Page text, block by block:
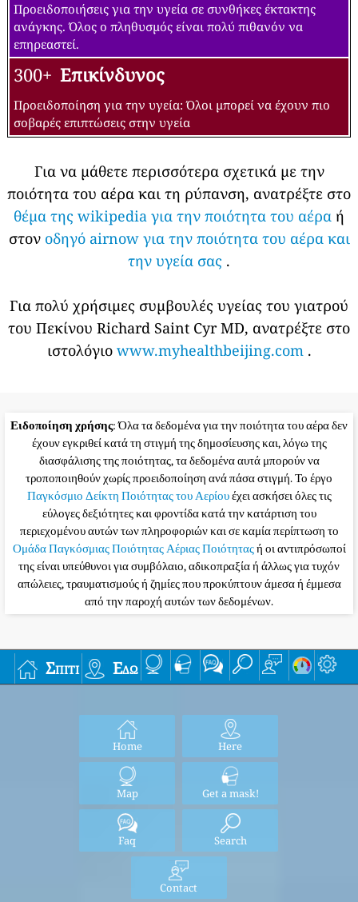
Προειδοποιήσεις για την υγεία σε συνθήκες έκτακτης
ανάγκης. Όλος ο πληθυσμός είναι πολύ πιθανόν να
επηρεαστεί.
300+ Επικίνδυνος
Προειδοποίηση για την υγεία: Όλοι μπορεί να έχουν πιο
σοβαρές επιπτώσεις στην υγεία
Για να μάθετε περισσότερα σχετικά με την
ποιότητα του αέρα και τη ρύπανση, ανατρέξτε στο
θέμα της wikipedia για την ποιότητα του αέρα ή
στον οδηγό airnow για την ποιότητα του αέρα και
την υγεία σας .
Για πολύ χρήσιμες συμβουλές υγείας του γιατρού
του Πεκίνου Richard Saint Cyr MD, ανατρέξτε στο
ιστολόγιο www.myhealthbeijing.com.
Ειδοποίηση χρήσης: Όλα τα δεδομένα για την ποιότητα του αέρα δεν
έχουν εγκριθεί κατά τη στιγμή της δημοσίευσης και, λόγω της
διασφάλισης της ποιότητας, τα δεδομένα αυτά μπορούν να
τροποποιηθούν χωρίς προειδοποίηση ανά πάσα στιγμή. Το έργο
Παγκόσμιο Δείκτη Ποιότητας του Αερίουέχει ασκήσει όλες τις
εύλογες δεξιότητες και φροντίδα κατά την κατάρτιση του
περιεχομένου αυτών των πληροφοριών και σε καμία περίπτωση το
Ομάδα Παγκόσμιας Ποιότητας Αέριας Ποιότηταςή οι αντιπρόσωποί
της είναι υπεύθυνοι για συμβόλαιο, αδικοπραξία ή άλλως για τυχόν
απώλειες, τραυματισμούς ή ζημίες που προκύπτουν άμεσα ή έμμεσα
από την παροχή αυτών των δεδομένων.
Σπίτι Εδώ
Home Here
Map Get a mask!
Faq Search
Contact